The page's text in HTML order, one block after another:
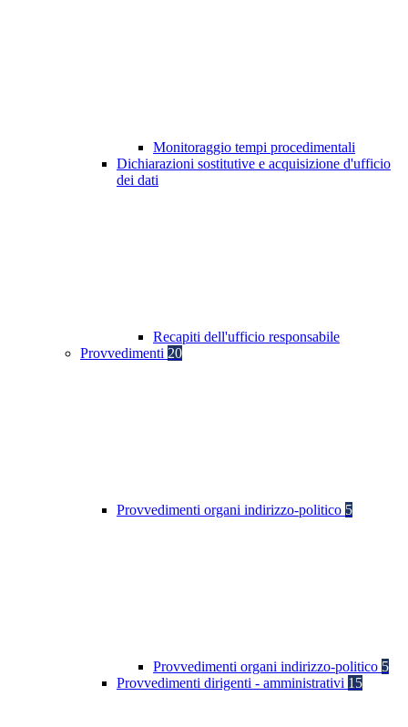
Monitoraggio tempi procedimentali
Dichiarazioni sostitutive e acquisizione d'ufficio
dei dati
Recapiti dell'ufficio responsabile
Provvedimenti 20
Provvedimenti organi indirizzo-politico 5
Provvedimenti organi indirizzo-politico 5
Provvedimenti dirigenti - amministrativi 15